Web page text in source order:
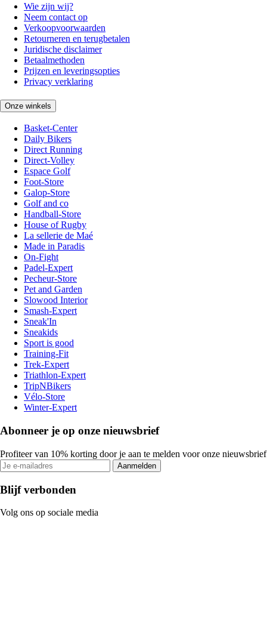
Wie zijn wij?
Neem contact op
Verkoopvoorwaarden
Retourneren en terugbetalen
Juridische disclaimer
Betaalmethoden
Prijzen en leveringsopties
Privacy verklaring
Onze winkels
Basket-Center
Daily Bikers
Direct Running
Direct-Volley
Espace Golf
Foot-Store
Galop-Store
Golf and co
Handball-Store
House of Rugby
La sellerie de Maé
Made in Paradis
On-Fight
Padel-Expert
Pecheur-Store
Pet and Garden
Slowood Interior
Smash-Expert
Sneak'In
Sneakids
Sport is good
Training-Fit
Trek-Expert
Triathlon-Expert
TripNBikers
Vélo-Store
Winter-Expert
Abonneer je op onze nieuwsbrief
Profiteer van 10% korting door je aan te melden voor onze nieuwsbrief
Aanmelden
Blijf verbonden
Volg ons op sociale media